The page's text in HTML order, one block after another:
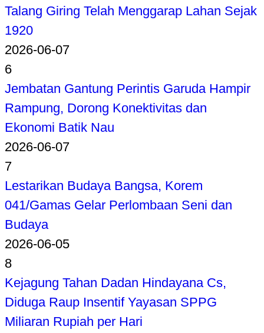
Talang Giring Telah Menggarap Lahan Sejak
1920
2026-06-07
6
Jembatan Gantung Perintis Garuda Hampir
Rampung, Dorong Konektivitas dan
Ekonomi Batik Nau
2026-06-07
7
Lestarikan Budaya Bangsa, Korem
041/Gamas Gelar Perlombaan Seni dan
Budaya
2026-06-05
8
Kejagung Tahan Dadan Hindayana Cs,
Diduga Raup Insentif Yayasan SPPG
Miliaran Rupiah per Hari